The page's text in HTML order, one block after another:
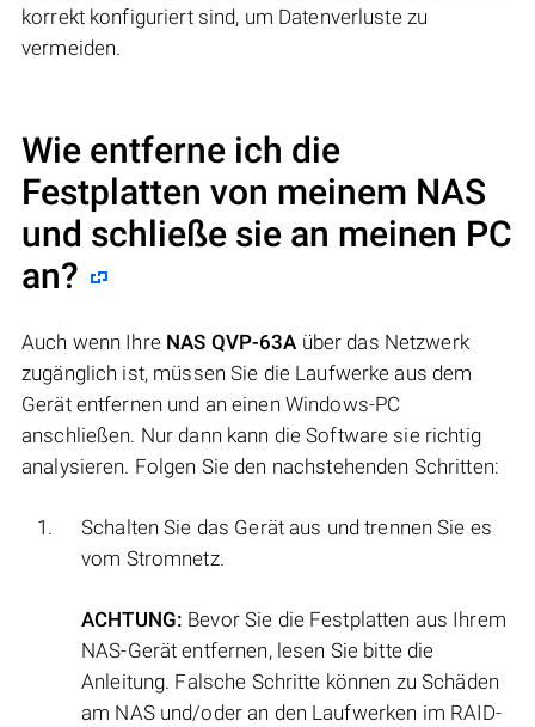
korrekt konfiguriert sind, um Datenverluste zu
vermeiden.
Wie entferne ich die
Festplatten von meinem NAS
und schließe sie an meinen PC
an?
Auch wenn Ihre NAS QVP-63A über das Netzwerk
zugänglich ist, müssen Sie die Laufwerke aus dem
Gerät entfernen und an einen Windows-PC
anschließen. Nur dann kann die Software sie richtig
analysieren. Folgen Sie den nachstehenden Schritten:
Schalten Sie das Gerät aus und trennen Sie es
vom Stromnetz.
ACHTUNG: Bevor Sie die Festplatten aus Ihrem
NAS-Gerät entfernen, lesen Sie bitte die
Anleitung. Falsche Schritte können zu Schäden
am NAS und/oder an den Laufwerken im RAID-